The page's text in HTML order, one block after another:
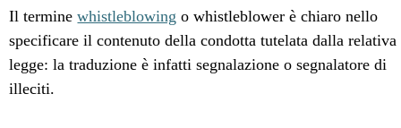
Il terminewhistleblowing o whistleblower è chiaro nello
specificare il contenuto della condotta tutelata dalla relativa
legge: la traduzione è infatti segnalazione o segnalatore di
illeciti.